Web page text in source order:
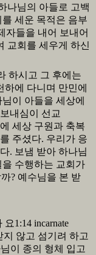
나님의 아들로 고백
를 세운 목적은 음부
자들을 내어 보내어
교회를 세우게 하신
하시고 그 후에는
하에 다니며 만민에
이 아들을 세상에
내심이 선교
세상 구원과 축복
주셨다. 우리가 응
. 보냄 받아 하나님
을 수행하는 교회가
? 예수님을 본 받
요1:14 incarnate
지 않고 섬기려 하고
이 종의 형체 입고